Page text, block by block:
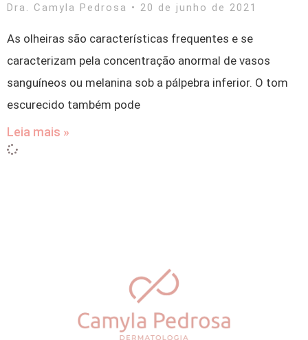
Dra. Camyla Pedrosa 20 de junho de 2021
As olheiras são características frequentes e se
caracterizam pela concentração anormal de vasos
sanguíneos ou melanina sob a pálpebra inferior. O tom
escurecido também pode
Leia mais »